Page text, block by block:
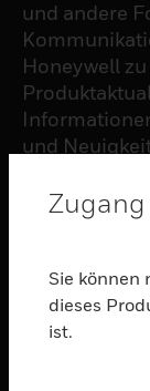
und andere
Honeywell zu
und
PRODUKTE
Sie können
dieses
ist.